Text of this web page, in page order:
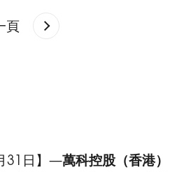
頁
31日】—萬科控股（香港）